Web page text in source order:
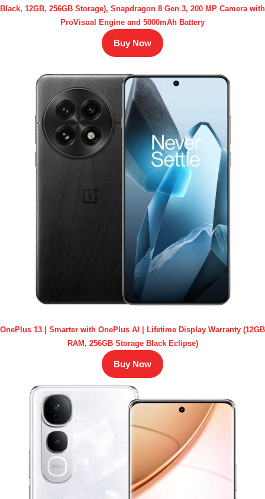
Black, 12GB, 256GB Storage), Snapdragon 8 Gen 3, 200 MP Camera with
ProVisual Engine and 5000mAh Battery
Buy Now
OnePlus 13 | Smarter with OnePlus AI | Lifetime Display Warranty (12GB
RAM, 256GB Storage Black Eclipse)
Buy Now